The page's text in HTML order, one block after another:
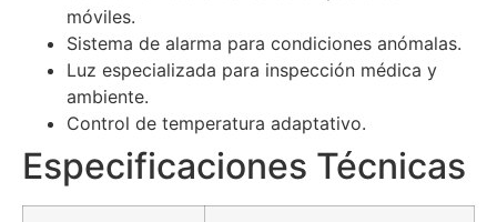
móviles.
Sistema de alarma para condiciones anómalas.
Luz especializada para inspección médica y
ambiente.
Control de temperatura adaptativo.
Especificaciones Técnicas